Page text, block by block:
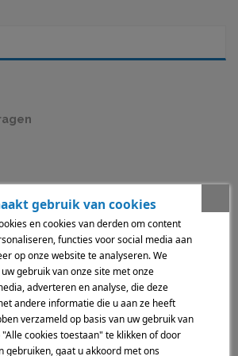
Stijlvol en Functioneel Design
combineren een moderne uitstraling
Door het strakke design en de
duurzaam aluminium zijn deze jaloezieën
gebruik van cookies
en cookies van derden om content
functies voor social media aan
op onze website te analyseren. We
gebruik van onze site met onze
adverteren en analyse, die deze
andere informatie die u aan ze heeft
verzameld op basis van uw gebruik van
cookies toestaan" te klikken of door
gebruiken, gaat u akkoord met ons